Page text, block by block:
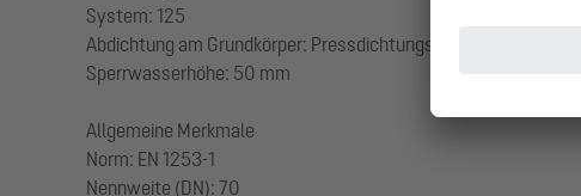
System: 125
Abdichtung am Grundkörper: Pressdichtungsflansch
Sperrwasserhöhe: 50 mm
Allgemeine Merkmale
Norm: EN 1253-1
Nennweite (DN): 70